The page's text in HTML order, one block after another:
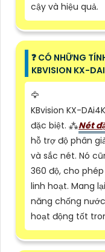
cậy và hiệu quả.
❓ CÓ NHỮNG
KBVISION KX-
🦅
KBvision KX-
đặc biệt. ⁂Nét
hỗ trợ độ phân
và sắc nét. Nó
360 độ, cho
linh hoạt. Mang
năng chống
hoạt động tốt